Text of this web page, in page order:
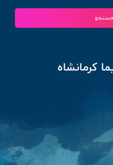
کرمانشاه